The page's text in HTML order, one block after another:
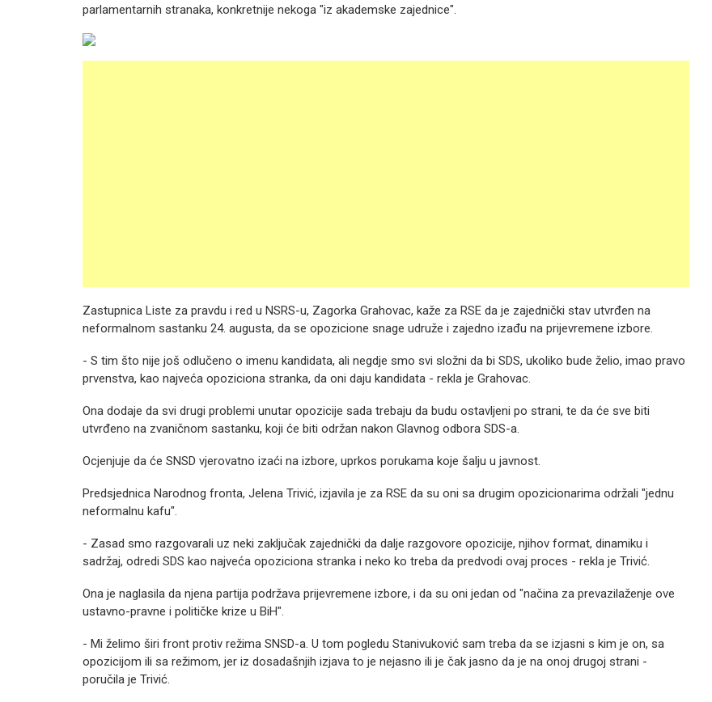
parlamentarnih stranaka, konkretnije nekoga "iz akademske zajednice".
Zastupnica Liste za pravdu i red u NSRS-u, Zagorka Grahovac, kaže za RSE da je zajednički stav utvrđen na
neformalnom sastanku 24. augusta, da se opozicione snage udruže i zajedno izađu na prijevremene izbore.
- S tim što nije još odlučeno o imenu kandidata, ali negdje smo svi složni da bi SDS, ukoliko bude želio, imao pravo
prvenstva, kao najveća opoziciona stranka, da oni daju kandidata - rekla je Grahovac.
Ona dodaje da svi drugi problemi unutar opozicije sada trebaju da budu ostavljeni po strani, te da će sve biti
utvrđeno na zvaničnom sastanku, koji će biti održan nakon Glavnog odbora SDS-a.
Ocjenjuje da će SNSD vjerovatno izaći na izbore, uprkos porukama koje šalju u javnost.
Predsjednica Narodnog fronta, Jelena Trivić, izjavila je za RSE da su oni sa drugim opozicionarima održali "jednu
neformalnu kafu".
- Zasad smo razgovarali uz neki zaključak zajednički da dalje razgovore opozicije, njihov format, dinamiku i
sadržaj, odredi SDS kao najveća opoziciona stranka i neko ko treba da predvodi ovaj proces - rekla je Trivić.
Ona je naglasila da njena partija podržava prijevremene izbore, i da su oni jedan od "načina za prevazilaženje ove
ustavno-pravne i političke krize u BiH".
- Mi želimo širi front protiv režima SNSD-a. U tom pogledu Stanivuković sam treba da se izjasni s kim je on, sa
opozicijom ili sa režimom, jer iz dosadašnjih izjava to je nejasno ili je čak jasno da je na onoj drugoj strani -
poručila je Trivić.